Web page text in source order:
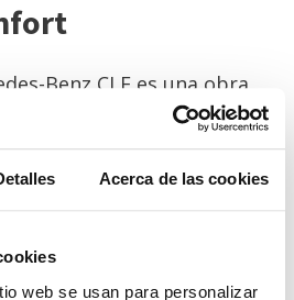
Acerca de las cookies
web se usan para personalizar
Benz CLE es una obra
y funcionalidad. Su
y su parrilla distintiva le
en la
el CLE es igualmente
ofrece el máximo